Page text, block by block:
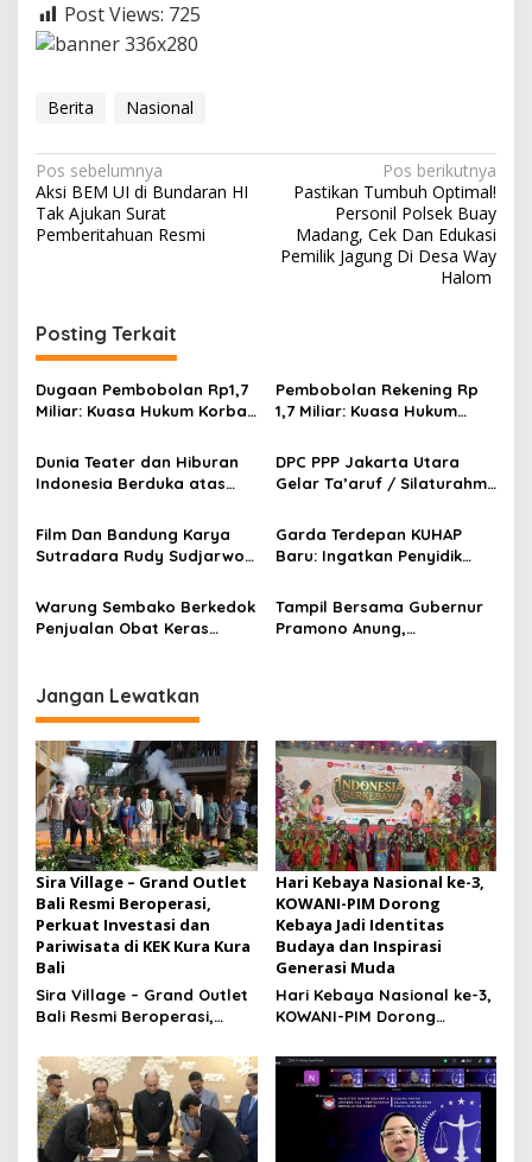
Post Views: 725
Berita Nasional
N
a
v
a
s
i
o
Pos sebelumnya
Aksi BEM UI di Bundaran HI
Tak Ajukan Surat
Pemberitahuan Resmi
Pos berikutnya
Pastikan Tumbuh Optimal!
Personil Polsek Buay
Madang, Cek Dan Edukasi
Pemilik Jagung Di Desa Way
Halom
Posting Terkait
Dugaan Pembobolan Rp1,7
Miliar: Kuasa Hukum Korban
Keterlibatan Internal Bank
Aladin Syariah
Pembobolan Rekening Rp
1,7 Miliar: Kuasa Hukum
Pihak Internal Bank Aladin
Syariah
Dunia Teater dan Hiburan
Indonesia Berduka atas
Diding Boneng
DPC PPP Jakarta Utara
Gelar Ta’aruf / Silaturahmi
Pengurus Baru, Fokus
Konsolidasi Jelang
Musancab 13 September
Film Dan Bandung Karya
Sutradara Rudy Sudjarwo:
Secara Luas Mulai 20
Agustus 2026
Garda Terdepan KUHAP
Baru: Ingatkan Penyidik
Bersalah
Warung Sembako Berkedok
Penjualan Obat Keras
Tampil Bersama Gubernur
Pramono Anung,
Jangan Lewatkan
Sira Village – Grand Outlet
Bali Resmi Beroperasi,
Perkuat Investasi dan
Pariwisata di KEK Kura Kura
Bali
Sira Village – Grand Outlet
Bali Resmi Beroperasi,
Pariwisata di KEK Kura Kura
Bali
Hari Kebaya Nasional ke-3,
KOWANI-PIM Dorong
Kebaya Jadi Identitas
Budaya dan Inspirasi
Generasi Muda
Hari Kebaya Nasional ke-3,
KOWANI-PIM Dorong
Budaya dan Inspirasi
Generasi Muda